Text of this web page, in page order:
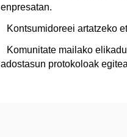
enpresatan.
Kontsumidoreei artatzeko
Komunitate mailako
adostasun protokoloak